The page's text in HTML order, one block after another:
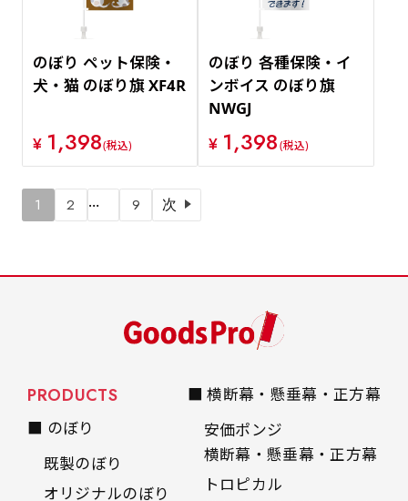
のぼり ペット保険・
犬・猫 のぼり旗 XF4R
¥ 1,398(税込)
のぼり 各種保険・イ
ンボイス のぼり旗
NWGJ
¥ 1,398(税込)
1 2 … 9 次
PRODUCTS
■ のぼり
既製のぼり
オリジナルのぼり
■ 横断幕・懸垂幕・正方幕
安価ポンジ
横断幕・懸垂幕・正方幕
トロピカル